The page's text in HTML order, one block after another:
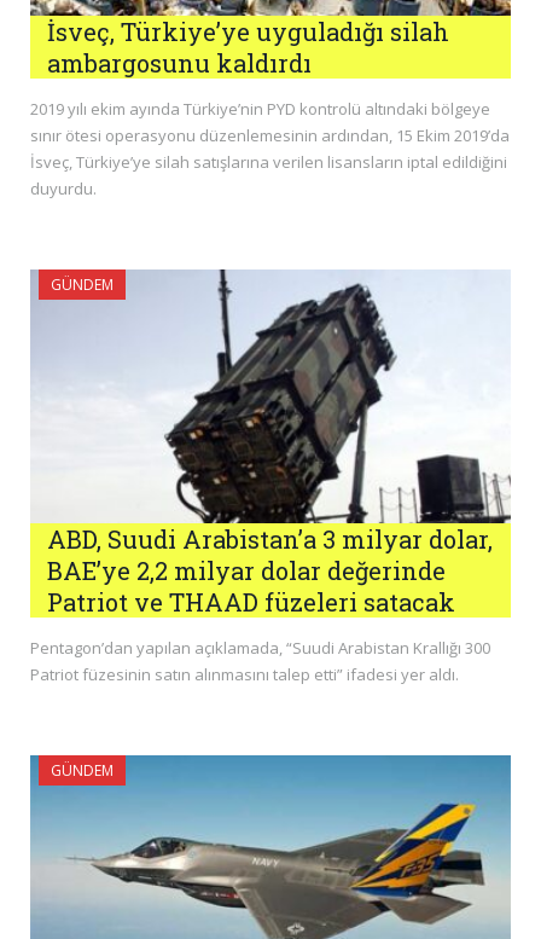
İsveç, Türkiye’ye uyguladığı silah
ambargosunu kaldırdı
2019 yılı ekim ayında Türkiye’nin PYD kontrolü altındaki bölgeye
sınır ötesi operasyonu düzenlemesinin ardından, 15 Ekim 2019’da
İsveç, Türkiye’ye silah satışlarına verilen lisansların iptal edildiğini
duyurdu.
GÜNDEM
ABD, Suudi Arabistan’a 3 milyar dolar,
BAE’ye 2,2 milyar dolar değerinde
Patriot ve THAAD füzeleri satacak
Pentagon’dan yapılan açıklamada, “Suudi Arabistan Krallığı 300
Patriot füzesinin satın alınmasını talep etti” ifadesi yer aldı.
GÜNDEM